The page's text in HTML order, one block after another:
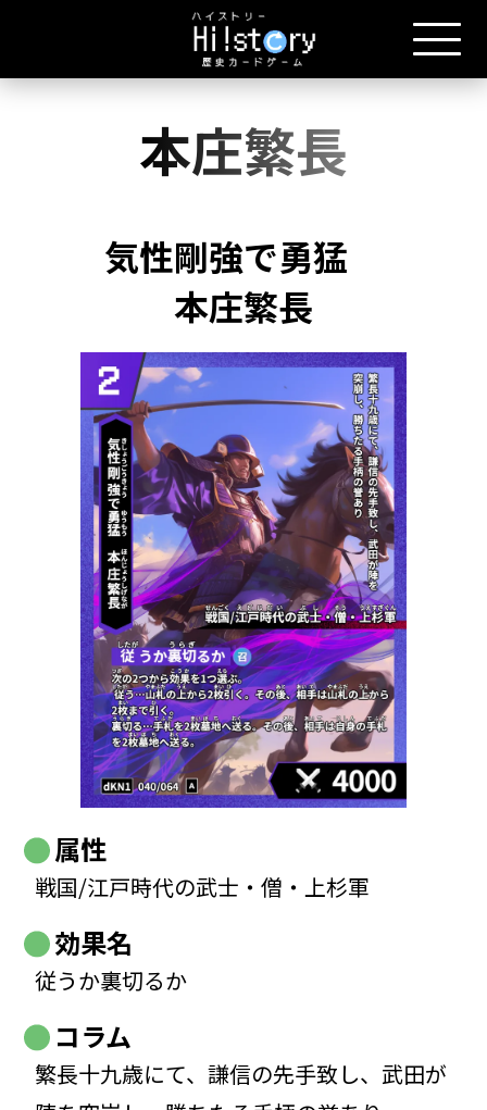
本庄繁長
気性剛強で勇猛
本庄繁長
属性
戦国/江戸時代の武士・僧・上杉軍
効果名
従うか裏切るか
コラム
繁長十九歳にて、謙信の先手致し、武田が